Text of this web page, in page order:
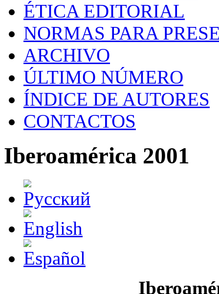
ÉTICA EDITORIAL
NORMAS PARA
ARCHIVO
ÚLTIMO NÚMERO
ÍNDICE DE AUTORES
CONTACTOS
Iberoamérica 2001